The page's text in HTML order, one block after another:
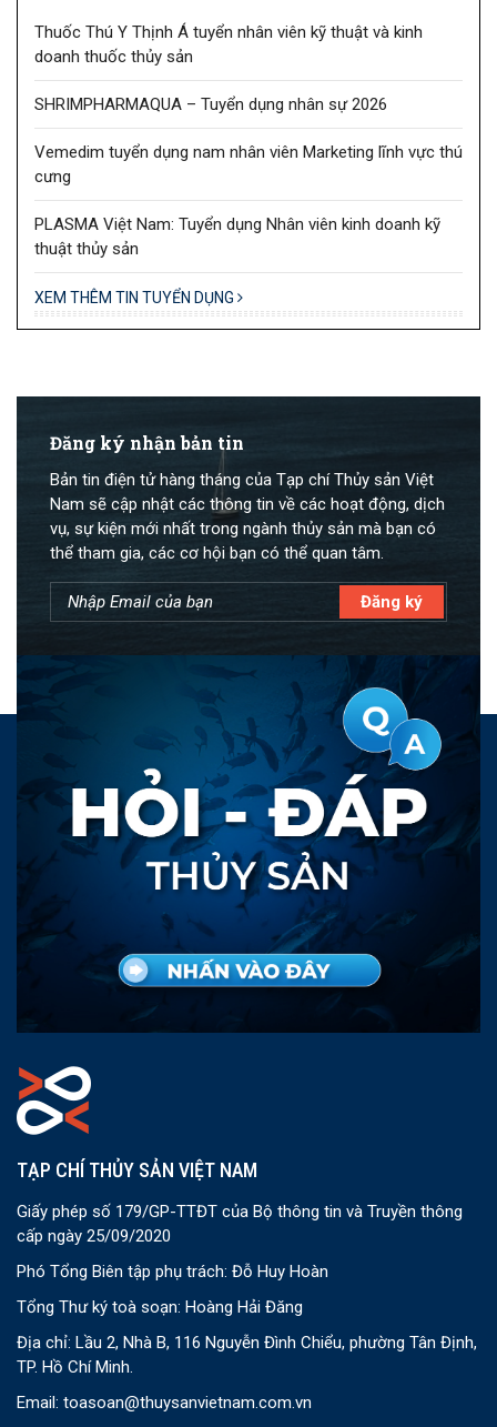
Thuốc Thú Y Thịnh Á tuyển nhân viên kỹ thuật và kinh
doanh thuốc thủy sản
SHRIMPHARMAQUA – Tuyển dụng nhân sự 2026
Vemedim tuyển dụng nam nhân viên Marketing lĩnh vực thú
cưng
PLASMA Việt Nam: Tuyển dụng Nhân viên kinh doanh kỹ
thuật thủy sản
XEM THÊM TIN TUYỂN DỤNG
Đăng ký nhận bản tin
Bản tin điện tử hàng tháng của Tạp chí Thủy sản Việt
Nam sẽ cập nhật các thông tin về các hoạt động, dịch
vụ, sự kiện mới nhất trong ngành thủy sản mà bạn có
thể tham gia, các cơ hội bạn có thể quan tâm.
TẠP CHÍ THỦY SẢN VIỆT NAM
Giấy phép số 179/GP-TTĐT của Bộ thông tin và Truyền thông
cấp ngày 25/09/2020
Phó Tổng Biên tập phụ trách: Đỗ Huy Hoàn
Tổng Thư ký toà soạn: Hoàng Hải Đăng
Địa chỉ: Lầu 2, Nhà B, 116 Nguyễn Đình Chiểu, phường Tân Định,
TP. Hồ Chí Minh.
Email: toasoan@thuysanvietnam.com.vn